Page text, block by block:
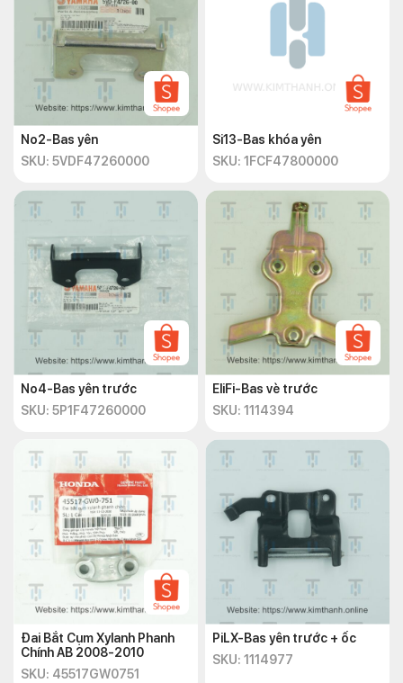
No2-Bas yên
SKU: 5VDF47260000
Si13-Bas khóa yên
SKU: 1FCF47800000
No4-Bas yên trước
SKU: 5P1F47260000
EliFi-Bas vè trước
SKU: 1114394
Đai Bắt Cụm Xylanh Phanh
Chính AB 2008-2010
SKU: 45517GW0751
PiLX-Bas yên trước + ốc
SKU: 1114977